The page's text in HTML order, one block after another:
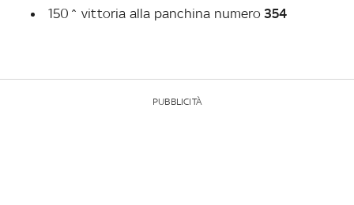
150^ vittoria alla panchina numero 354
PUBBLICITÀ